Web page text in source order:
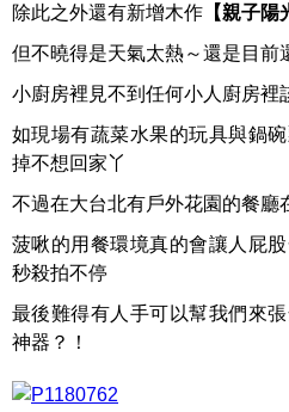
除此之外還有新增木作 【親子陽
但不曉得是天氣太熱～還是目
小廚房裡見不到任何小人廚房
如現場有蔬菜水果的玩具與鍋
掉不想回家丫
不過在大台北有戶外花園的餐廳
菠啾的用餐環境真的會讓人屁
秒殺拍不停
最後難得有人手可以幫我們來
神器？！